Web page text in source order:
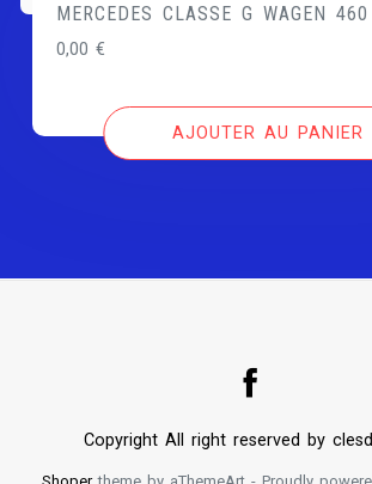
MERCEDES CLASSE G WAGEN 460
0,00€
AJOUTER AU PANIER
Copyright All right reserved by